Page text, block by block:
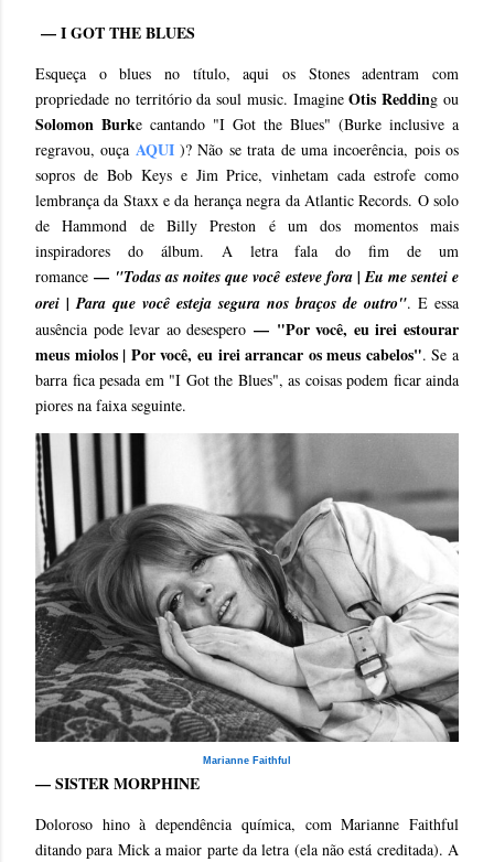
— I GOT THE BLUES
Esqueça o blues no título, aqui os Stones adentram com
propriedade no território da soul music. ImagineOtis Redding ou
Solomon Burke cantando "I Got the Blues" (Burke inclusive a
regravou, ouça AQUI)? Não se trata de uma incoerência, pois os
sopros de Bob Keys e Jim Price, vinhetam cada estrofe como
lembrança da Staxx e da herança negra da Atlantic Records. O solo
de Hammond de Billy Preston é um dos momentos mais
inspiradores do álbum. A letra fala do fim de um
romance— "Todas as noites que você esteve fora | Eu me sentei e
orei | Para que você esteja segura nos braços de outro". E essa
ausência pode levar ao desespero — "Por você, eu irei estourar
meus miolos | Por você, eu irei arrancar os meus cabelos". Se a
barra fica pesada em "I Got the Blues", as coisas podem ficar ainda
piores na faixa seguinte.
Marianne Faithful
— SISTER MORPHINE
Doloroso hino à dependência química, com Marianne Faithful
ditando para Mick a maior parte da letra (ela não está creditada). A